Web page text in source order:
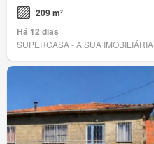
209 m²
Há 12 dias
SUPERCASA - A SUA IMOBILIÁRIA